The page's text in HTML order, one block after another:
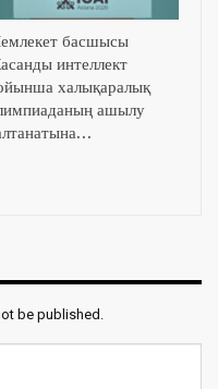
басшысы
интеллект
халықаралық
ашылу
be published.